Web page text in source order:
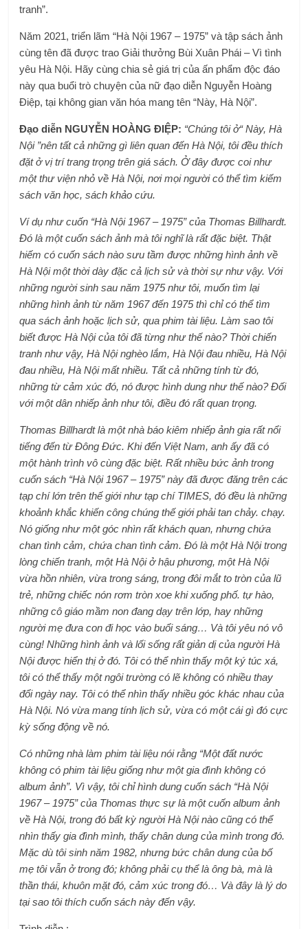
tranh”.
Năm 2021, triển lãm “Hà Nội 1967 – 1975” và tập sách ảnh
cùng tên đã được trao Giải thưởng Bùi Xuân Phái – Vì tình
yêu Hà Nội. Hãy cùng chia sẻ giá trị của ấn phẩm độc đáo
này qua buổi trò chuyện của nữ đạo diễn Nguyễn Hoàng
Điệp, tại không gian văn hóa mang tên “Này, Hà Nội”.
Đạo diễn NGUYỄN HOÀNG ĐIỆP: “Chúng tôi ở“ Này, Hà
Nội ”nên tất cả những gì liên quan đến Hà Nội, tôi đều thích
đặt ở vị trí trang trọng trên giá sách. Ở đây được coi như
một thư viện nhỏ về Hà Nội, nơi mọi người có thể tìm kiếm
sách văn học, sách khảo cứu.
Ví dụ như cuốn “Hà Nội 1967 – 1975” của Thomas Billhardt.
Đó là một cuốn sách ảnh mà tôi nghĩ là rất đặc biệt. Thật
hiếm có cuốn sách nào sưu tầm được những hình ảnh về
Hà Nội một thời dày đặc cả lịch sử và thời sự như vậy. Với
những người sinh sau năm 1975 như tôi, muốn tìm lại
những hình ảnh từ năm 1967 đến 1975 thì chỉ có thể tìm
qua sách ảnh hoặc lịch sử, qua phim tài liệu. Làm sao tôi
biết được Hà Nội của tôi đã từng như thế nào? Thời chiến
tranh như vậy, Hà Nội nghèo lắm, Hà Nội đau nhiều, Hà Nội
đau nhiều, Hà Nội mất nhiều. Tất cả những tính từ đó,
những từ cảm xúc đó, nó được hình dung như thế nào? Đối
với một dân nhiếp ảnh như tôi, điều đó rất quan trọng.
Thomas Billhardt là một nhà báo kiêm nhiếp ảnh gia rất nổi
tiếng đến từ Đông Đức. Khi đến Việt Nam, anh ấy đã có
một hành trình vô cùng đặc biệt. Rất nhiều bức ảnh trong
cuốn sách “Hà Nội 1967 – 1975” này đã được đăng trên các
tạp chí lớn trên thế giới như tạp chí TIMES, đó đều là những
khoảnh khắc khiến công chúng thế giới phải tan chảy. chạy.
Nó giống như một góc nhìn rất khách quan, nhưng chứa
chan tình cảm, chứa chan tình cảm. Đó là một Hà Nội trong
lòng chiến tranh, một Hà Nội ở hậu phương, một Hà Nội
vừa hồn nhiên, vừa trong sáng, trong đôi mắt to tròn của lũ
trẻ, những chiếc nón rơm tròn xoe khi xuống phố. tự hào,
những cô giáo mầm non đang dạy trên lớp, hay những
người mẹ đưa con đi học vào buổi sáng… Và tôi yêu nó vô
cùng! Những hình ảnh và lối sống rất giản dị của người Hà
Nội được hiển thị ở đó. Tôi có thể nhìn thấy một ký túc xá,
tôi có thể thấy một ngôi trường có lẽ không có nhiều thay
đổi ngày nay. Tôi có thể nhìn thấy nhiều góc khác nhau của
Hà Nội. Nó vừa mang tính lịch sử, vừa có một cái gì đó cực
kỳ sống động về nó.
Có những nhà làm phim tài liệu nói rằng “Một đất nước
không có phim tài liệu giống như một gia đình không có
album ảnh”. Vì vậy, tôi chỉ hình dung cuốn sách “Hà Nội
1967 – 1975” của Thomas thực sự là một cuốn album ảnh
về Hà Nội, trong đó bất kỳ người Hà Nội nào cũng có thể
nhìn thấy gia đình mình, thấy chân dung của mình trong đó.
Mặc dù tôi sinh năm 1982, nhưng bức chân dung của bố
mẹ tôi vẫn ở trong đó; không phải cụ thể là ông bà, mà là
thần thái, khuôn mặt đó, cảm xúc trong đó… Và đây là lý do
tại sao tôi thích cuốn sách này đến vậy.